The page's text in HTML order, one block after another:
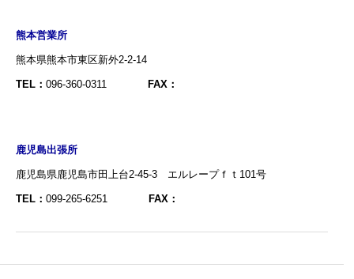
熊本営業所
熊本県熊本市東区新外2-2-14
TEL： 096-360-0311 FAX：
鹿児島出張所
鹿児島県鹿児島市田上台2-45-3 エルレープｆｔ101号
TEL： 099-265-6251 FAX：